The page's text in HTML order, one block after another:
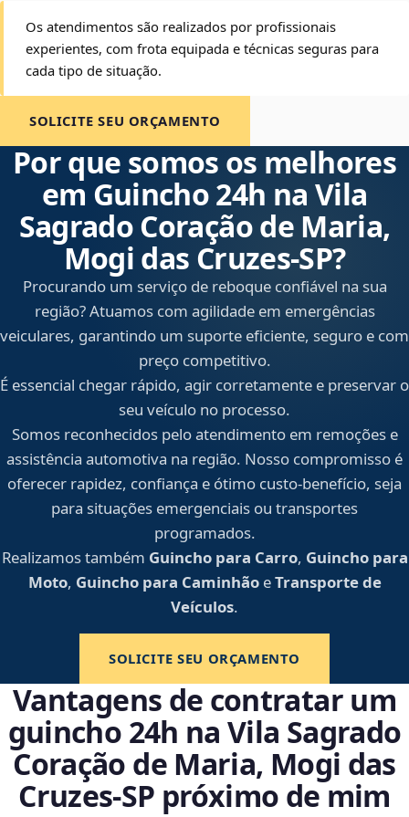
Os atendimentos são realizados por profissionais
experientes, com frota equipada e técnicas seguras para
cada tipo de situação.
SOLICITE SEU ORÇAMENTO
Por que somos os melhores
em Guincho 24h na Vila
Sagrado Coração de Maria,
Mogi das Cruzes‑SP?
Procurando um serviço de reboque confiável na sua
região? Atuamos com agilidade em emergências
veiculares, garantindo um suporte eficiente, seguro e com
preço competitivo.
É essencial chegar rápido, agir corretamente e preservar o
seu veículo no processo.
Somos reconhecidos pelo atendimento em remoções e
assistência automotiva na região. Nosso compromisso é
oferecer rapidez, confiança e ótimo custo-benefício, seja
para situações emergenciais ou transportes
programados.
Realizamos também Guincho para Carro, Guincho para
Moto, Guincho para CaminhãoeTransporte de
Veículos.
SOLICITE SEU ORÇAMENTO
Vantagens de contratar um
guincho 24h na Vila Sagrado
Coração de Maria, Mogi das
Cruzes‑SP próximo de mim